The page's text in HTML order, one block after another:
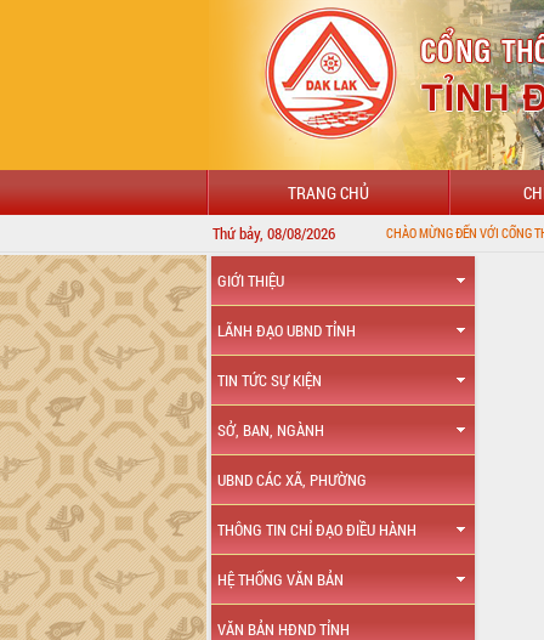
TRANG CHỦ
Thứ bảy, 08/08/2026CHÀO MỪNG ĐẾN VỚI CỔNG THÔNG TIN ĐIỆN TỬ
GIỚI THIỆU
LÃNH ĐẠO UBND TỈNH
TIN TỨC SỰ KIỆN
SỞ, BAN, NGÀNH
UBND CÁC XÃ, PHƯỜNG
THÔNG TIN CHỈ ĐẠO ĐIỀU HÀNH
HỆ THỐNG VĂN BẢN
VĂN BẢN HĐND TỈNH